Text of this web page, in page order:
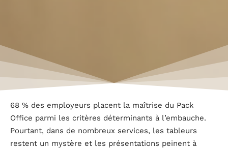
68 % des employeurs placent la maîtrise du Pack
Office parmi les critères déterminants à l’embauche.
Pourtant, dans de nombreux services, les tableurs
restent un mystère et les présentations peinent à